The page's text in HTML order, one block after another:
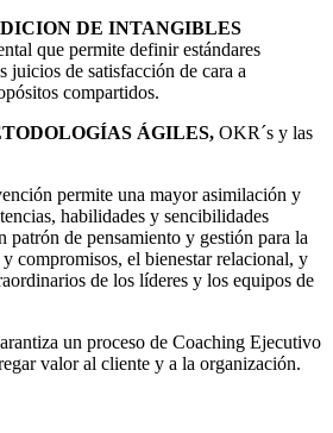
DE INTANGIBLES
que permite definir estándares
juicios de satisfacción de cara a
compartidos.
ÁGILES, OKR´s y las
permite una mayor asimilación y
habilidades y sencibilidades
patrón de pensamiento y gestión para la
compromisos, el bienestar relacional, y
de los líderes y los equipos de
un proceso de Coaching Ejecutivo
valor al cliente y a la organización.